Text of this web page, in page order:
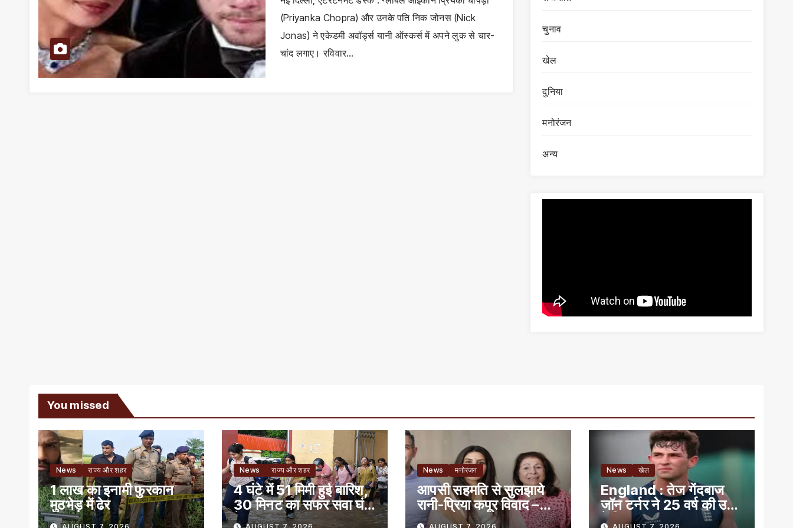
(Priyanka Chopra) और उनके पति निक जोनस (Nick
Jonas) ने एकेडमी अवॉर्ड्स यानी ऑस्कर्स में अपने लुक से चार-
चांद लगाए। रविवार…
चुनाव
खेल
दुनिया
मनोरंजन
अन्य
You missed
News राज्य और शहर
1 लाख का इनामी फुरकान
मुठभेड़ में ढेर
News राज्य और शहर
4 घंटे में 51 मिमी हुई बारिश,
30 मिनट का सफर सवा घंटे
में हुआ पूरा
News मनोरंजन
आपसी सहमति से सुलझाये
रानी-प्रिया कपूर विवाद –
SC
News खेल
England : तेज गेंदबाज
जॉन टर्नर ने 25 वर्ष की उम्र
में लिया संन्यास